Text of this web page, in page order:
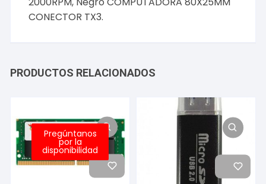
CONECTOR TX3.
PRODUCTOS RELACIONADOS
Pregúntanos
por la
disponibilidad